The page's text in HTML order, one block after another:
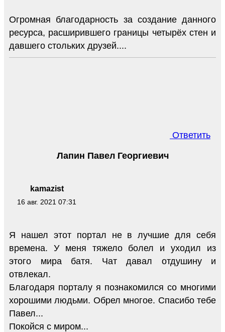
Огромная благодарность за создание данного
ресурса, расширившего границы четырёх стен и
давшего стольких друзей....
Ответить
kamazist
16 авг. 2021 07:31
Лапин Павел Георгиевич
Я нашел этот портал не в лучшие для себя
времена. У меня тяжело болел и уходил из
этого мира батя. Чат давал отдушину и
отвлекал.
Благодаря порталу я познакомился со многими
хорошими людьми. Обрел многое. Спасибо тебе
Павел...
Покойся с миром...